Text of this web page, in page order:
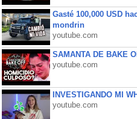
Gasté 100,000 USD
mondrin
youtube.com
SAMANTA DE BAKE
youtube.com
INVESTIGANDO MI
youtube.com